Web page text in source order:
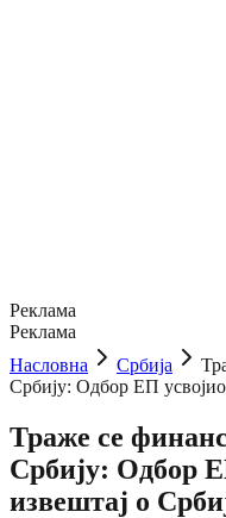
Реклама
Реклама
Насловна
Србија
Србију: Одбор ЕП
Траже се
Србију: Одбор
извештај о